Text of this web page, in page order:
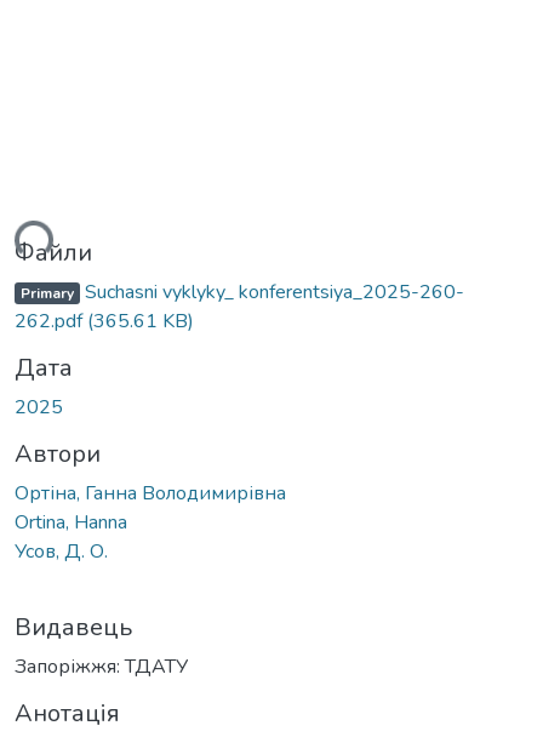
Файли
Primary Suchasni vyklyky_ konferentsiya_2025-260-
262.pdf(365.61 KB)
Дата
2025
Автори
Ортіна, Ганна Володимирівна
Ortina, Hanna
Усов, Д. О.
Видавець
Запоріжжя: ТДАТУ
Анотація